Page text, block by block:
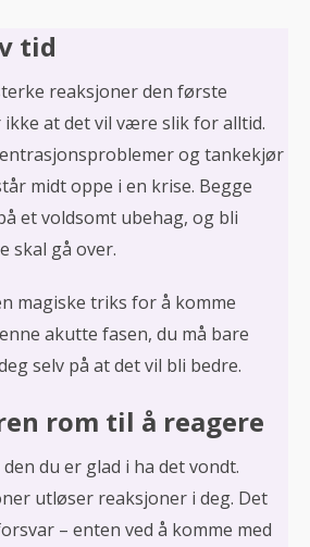
tid
reaksjoner den første
at det vil være slik for alltid.
og tankekjør
midt oppe i en krise. Begge
et voldsomt ubehag, og bli
skal gå over.
magiske triks for å komme
akutte fasen, du må bare
selv på at det vil bli bedre.
rom til å reagere
du er glad i ha det vondt.
utløser reaksjoner i deg. Det
– enten ved å komme med